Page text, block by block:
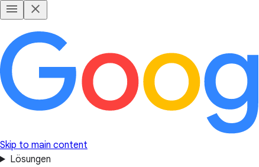
Skip to main content
Lösungen